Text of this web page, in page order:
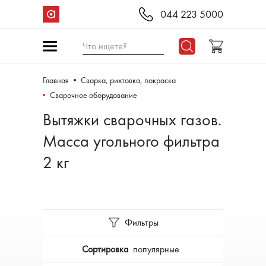
044 223 5000
Что ищете?
Главная
Сварка, рихтовка, покраска
Сварочное оборудование
Вытяжки сварочных газов.
Масса угольного фильтра
2 кг
Фильтры
Сортировка популярные